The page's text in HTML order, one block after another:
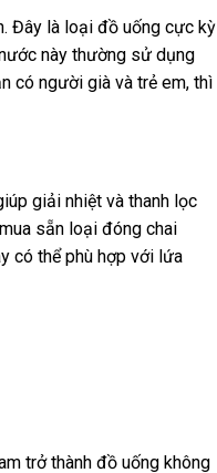
Đây là loại đồ uống cực kỳ
này thường sử dụng
có người già và trẻ em, thì
giải nhiệt và thanh lọc
sẵn loại đóng chai
có thể phù hợp với lứa
trở thành đồ uống không